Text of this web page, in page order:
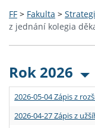
FF > Fakulta >
z jednání kolegia
Rok 2026
2026-05-04 Zápis z
2026-04-27 Zápis z